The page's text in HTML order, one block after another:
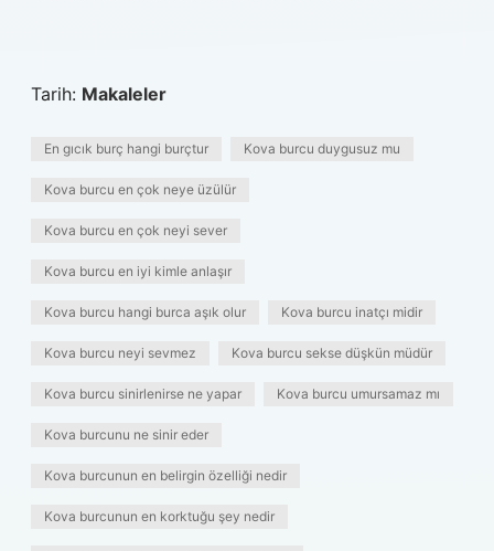
Tarih: Makaleler
En gıcık burç hangi burçtur Kova burcu duygusuz mu
Kova burcu en çok neye üzülür
Kova burcu en çok neyi sever
Kova burcu en iyi kimle anlaşır
Kova burcu hangi burca aşık olur Kova burcu inatçı midir
Kova burcu neyi sevmez Kova burcu sekse düşkün müdür
Kova burcu sinirlenirse ne yapar Kova burcu umursamaz mı
Kova burcunu ne sinir eder
Kova burcunun en belirgin özelliği nedir
Kova burcunun en korktuğu şey nedir